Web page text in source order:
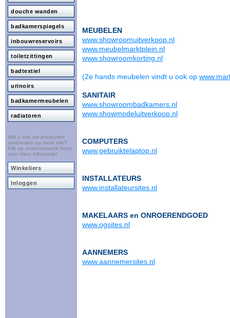
douche wanden
badkamerspiegels
inbouwreservoirs
toiletzittingen
badtextiel
urinoirs
badkamermeubelen
radiatoren
Wilt u ook uw producten
aanbieden op deze site?
Klik op onderstaande knop
voor meer informatie!
Winkeliers
Inloggen
MEUBELEN
www.showroomuitverkoop.nl
www.meubelmarktplein.nl
www.showroomkorting.nl
(2e hands meubelen vindt u ook op
SANITAIR
www.showroombadkamers.nl
www.showmodeluitverkoop.nl
COMPUTERS
www.gebruiktelaptop.nl
INSTALLATEURS
www.installateursites.nl
MAKELAARS en ONROERENDGOED
www.ogsites.nl
AANNEMERS
www.aannemersites.nl